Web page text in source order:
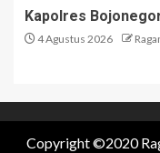
Kapolres
4 Agustus 2026
Copyright ©2020